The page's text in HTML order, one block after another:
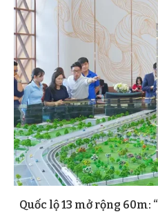
Quốc lộ 13 mở rộng 60m: